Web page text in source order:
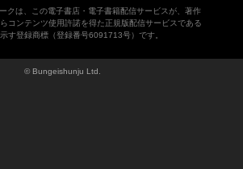
クは、この電子書店・電子書籍配信サービスが、著作
コンテンツ使用許諾を得た正規版配信サービスである
す登録商標（登録番号6091713号）です。
© Bungeishunju Ltd.